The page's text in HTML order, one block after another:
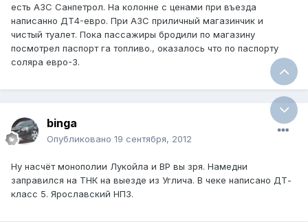
есть АЗС Санпетрол. На колонне с ценами при въезда
написанно ДТ4-евро. При АЗС приличный магазинчик и
чистый туалет. Пока пассажиры бродили по магазину
посмотрел паспорт га топливо., оказалось что по паспорту
соляра евро-3.
binga
Опубликовано 19 сентября, 2012
Ну насчёт монополии Лукойла и ВР вы зря. Намедни
заправился на ТНК на выезде из Углича. В чеке написано ДТ-
класс 5. Ярославский НПЗ.